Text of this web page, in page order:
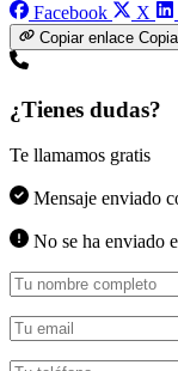
Facebook
X
Copiar enlace
¿Tienes dudas?
Te llamamos gratis
Mensaje enviado
No se ha enviado